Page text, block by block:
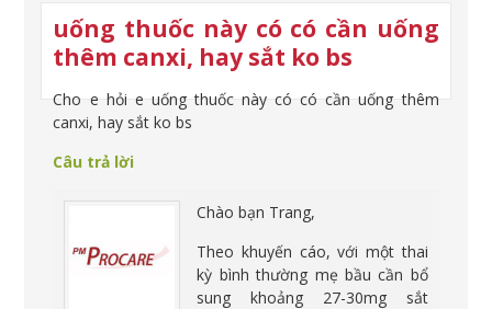
uống thuốc này có có cần uống
thêm canxi, hay sắt ko bs
Cho e hỏi e uống thuốc này có có cần uống thêm
canxi, hay sắt ko bs
Câu trả lời
Chào bạn Trang,
Theo khuyến cáo, với một thai
kỳ bình thường mẹ bầu cần bổ
sung khoảng 27-30mg sắt